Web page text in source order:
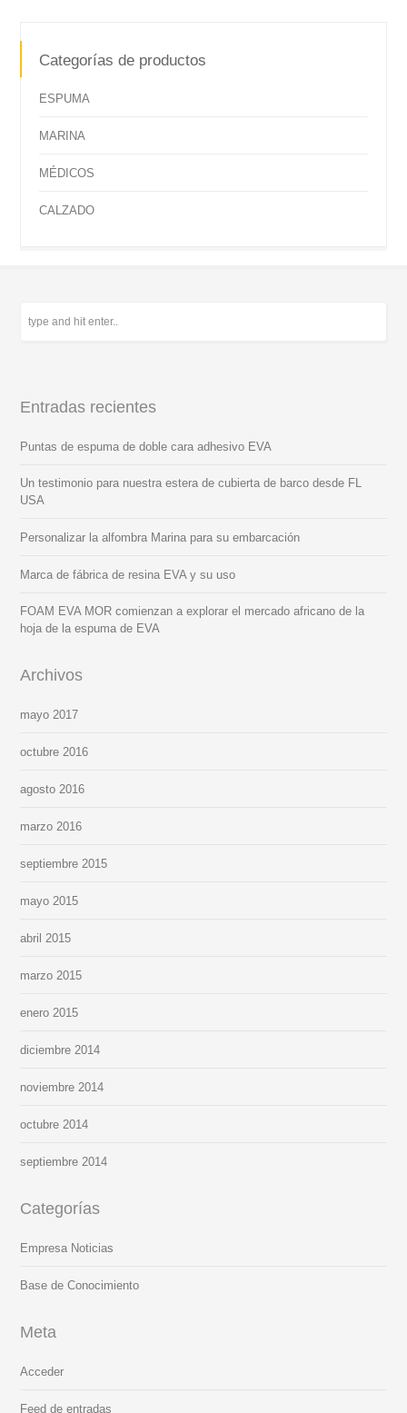
Categorías de productos
ESPUMA
MARINA
MÉDICOS
CALZADO
Entradas recientes
Puntas de espuma de doble cara adhesivo EVA
Un testimonio para nuestra estera de cubierta de barco desde FL
USA
Personalizar la alfombra Marina para su embarcación
Marca de fábrica de resina EVA y su uso
FOAM EVA MOR comienzan a explorar el mercado africano de la
hoja de la espuma de EVA
Archivos
mayo 2017
octubre 2016
agosto 2016
marzo 2016
septiembre 2015
mayo 2015
abril 2015
marzo 2015
enero 2015
diciembre 2014
noviembre 2014
octubre 2014
septiembre 2014
Categorías
Empresa Noticias
Base de Conocimiento
Meta
Acceder
Feed de entradas